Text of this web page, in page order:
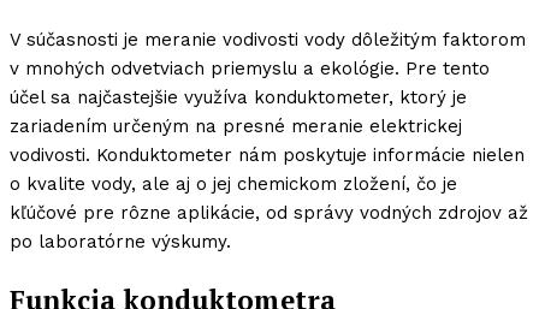
V súčasnosti je meranie vodivosti vody dôležitým faktorom
v mnohých odvetviach priemyslu a ekológie. Pre tento
účel sa najčastejšie využíva konduktometer, ktorý je
zariadením určeným na presné meranie elektrickej
vodivosti. Konduktometer nám poskytuje informácie nielen
o kvalite vody, ale aj o jej chemickom zložení, čo je
kľúčové pre rôzne aplikácie, od správy vodných zdrojov až
po laboratórne výskumy.
Funkcia konduktometra